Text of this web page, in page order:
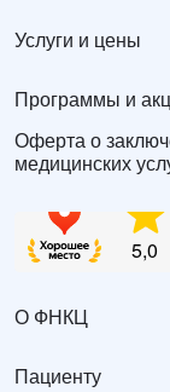
Услуги и цены
Программы и
Оферта о
медицинских
О ФНКЦ
Пациенту